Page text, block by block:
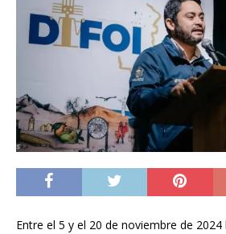
Entre el 5 y el 20 de noviembre de